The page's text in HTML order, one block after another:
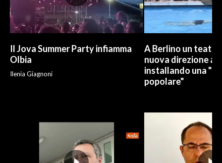
Il Jova Summer Party infiamma
Olbia
Ilenia Giagnoni
A Berlino un
nuova direzione
installando una
popolare"